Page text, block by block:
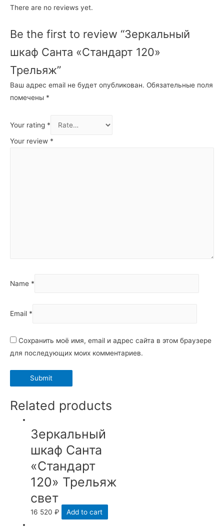
There are no reviews yet.
Be the first to review “Зеркальный
шкаф Санта «Стандарт 120»
Трельяж”
Ваш адрес email не будет опубликован. Обязательные поля
помечены *
Your rating *
Your review *
Name *
Email *
Сохранить моё имя, email и адрес сайта в этом браузере
для последующих моих комментариев.
Related products
Зеркальный
шкаф Санта
«Стандарт
120» Трельяж
свет
16 520₽ Add to cart